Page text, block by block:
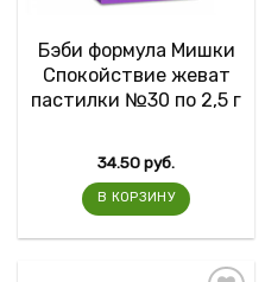
Бэби формула Мишки
Спокойствие жеват
пастилки №30 по 2,5 г
34.50руб.
В КОРЗИНУ